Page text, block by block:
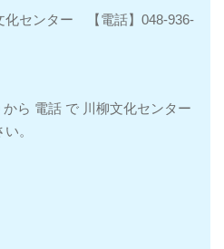
化センター 【電話】048-936-
ら 電話 で 川柳文化センター
。